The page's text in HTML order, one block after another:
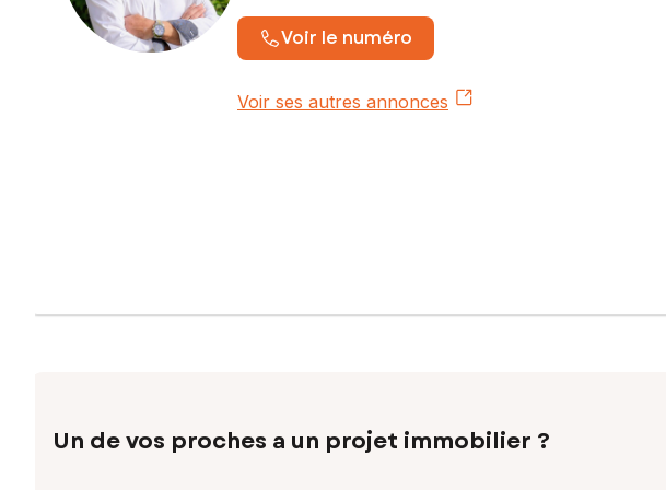
Voir le numéro
Voir ses autres annonces
Un de vos proches a un projet immobilier ?